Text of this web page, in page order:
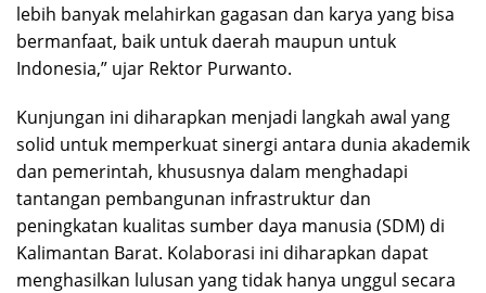
lebih banyak melahirkan gagasan dan karya yang bisa
bermanfaat, baik untuk daerah maupun untuk
Indonesia,” ujar Rektor Purwanto.
Kunjungan ini diharapkan menjadi langkah awal yang
solid untuk memperkuat sinergi antara dunia akademik
dan pemerintah, khususnya dalam menghadapi
tantangan pembangunan infrastruktur dan
peningkatan kualitas sumber daya manusia (SDM) di
Kalimantan Barat. Kolaborasi ini diharapkan dapat
menghasilkan lulusan yang tidak hanya unggul secara